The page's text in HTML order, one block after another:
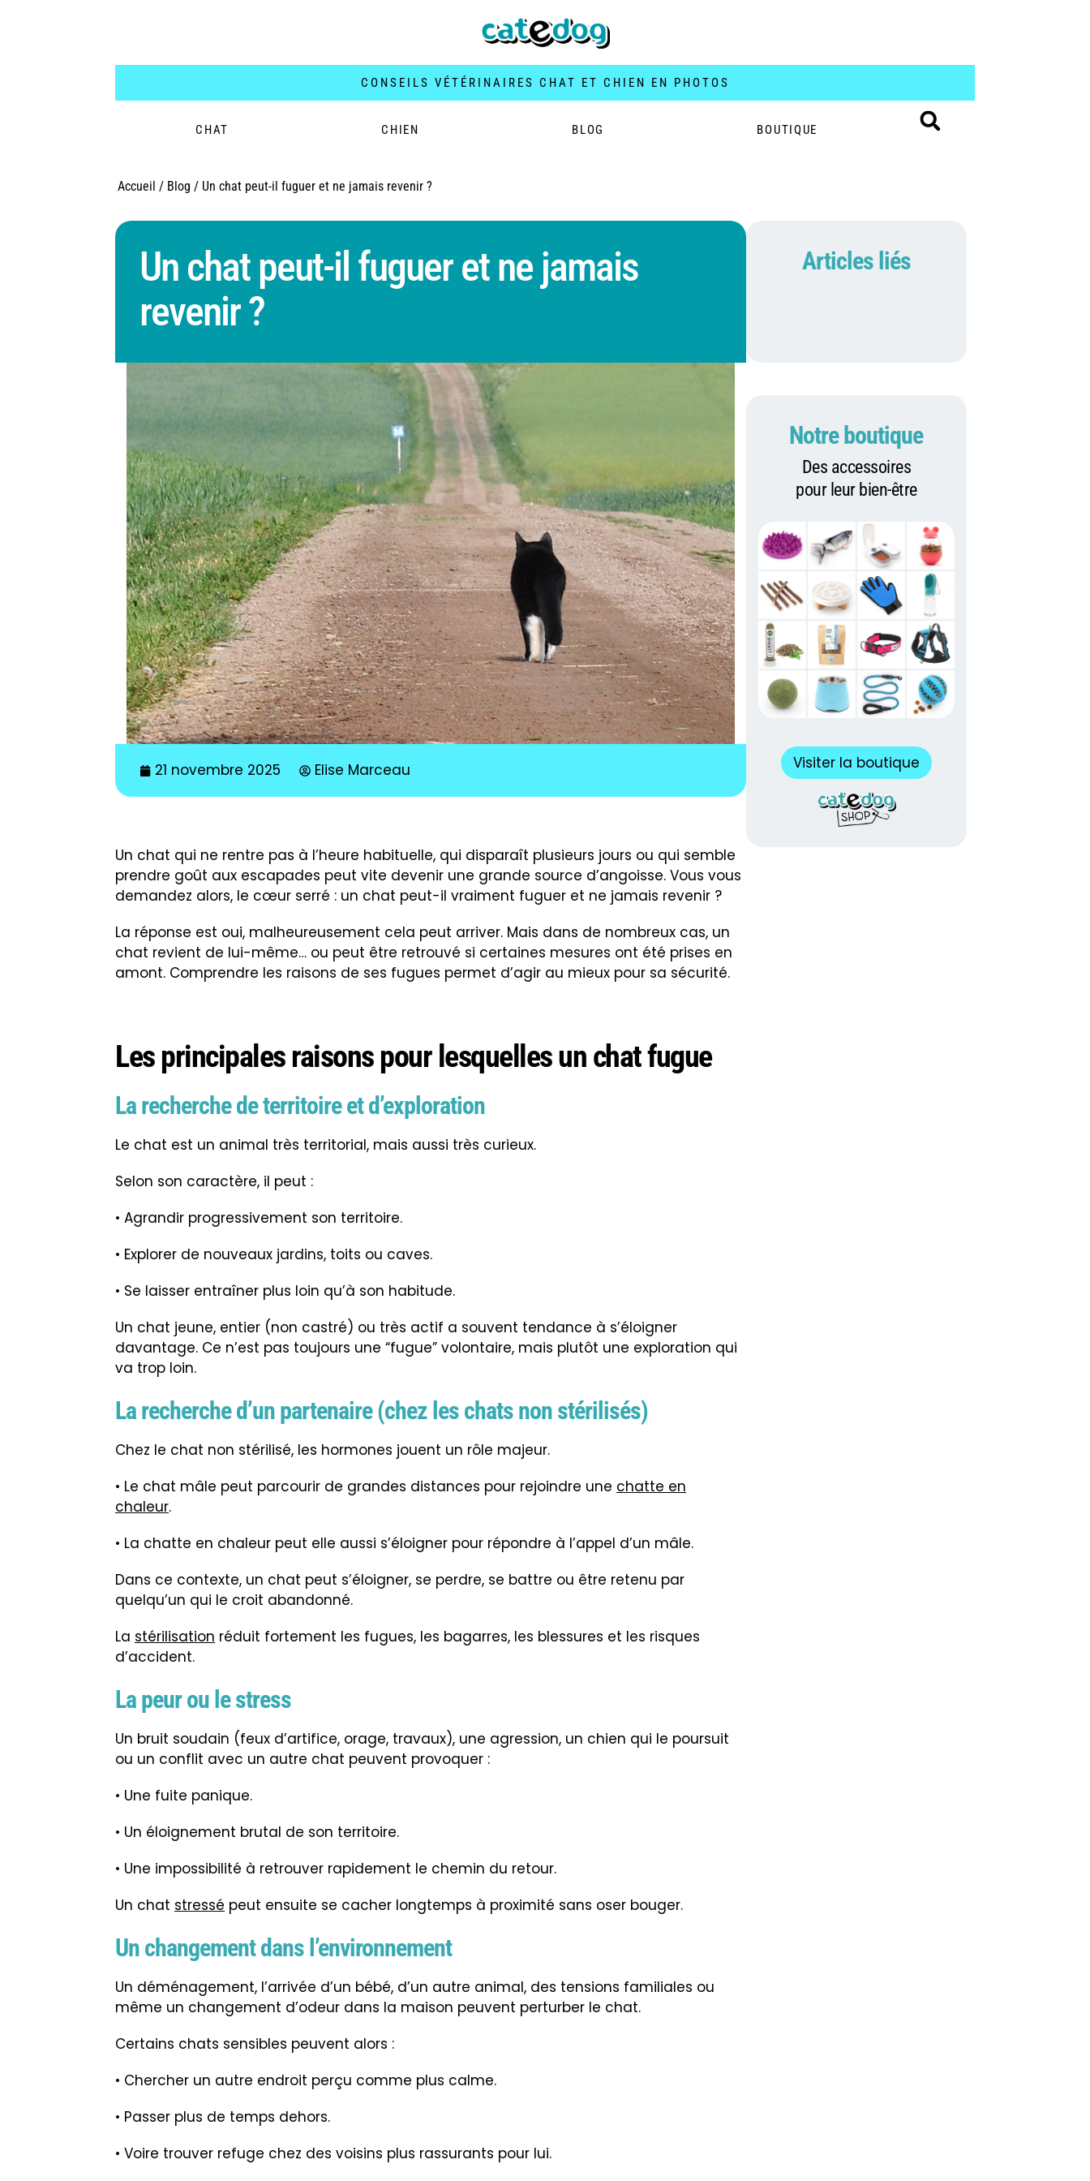
CONSEILS VÉTÉRINAIRES CHAT ET CHIEN EN PHOTOS
CHAT CHIEN BLOG BOUTIQUE
Accueil / Blog / Un chat peut-il fuguer et ne jamais revenir ?
Un chat peut-il fuguer et ne jamais
revenir ?
21 novembre 2025 Elise Marceau
Un chat qui ne rentre pas à l’heure habituelle, qui disparaît plusieurs jours ou qui semble
prendre goût aux escapades peut vite devenir une grande source d’angoisse. Vous vous
demandez alors, le cœur serré : un chat peut-il vraiment fuguer et ne jamais revenir ?
La réponse est oui, malheureusement cela peut arriver. Mais dans de nombreux cas, un
chat revient de lui-même… ou peut être retrouvé si certaines mesures ont été prises en
amont. Comprendre les raisons de ses fugues permet d’agir au mieux pour sa sécurité.
Les principales raisons pour lesquelles un chat fugue
La recherche de territoire et d’exploration
Le chat est un animal très territorial, mais aussi très curieux.
Selon son caractère, il peut :
• Agrandir progressivement son territoire.
• Explorer de nouveaux jardins, toits ou caves.
• Se laisser entraîner plus loin qu’à son habitude.
Un chat jeune, entier (non castré) ou très actif a souvent tendance à s’éloigner
davantage. Ce n’est pas toujours une “fugue” volontaire, mais plutôt une exploration qui
va trop loin.
La recherche d’un partenaire (chez les chats non stérilisés)
Chez le chat non stérilisé, les hormones jouent un rôle majeur.
• Le chat mâle peut parcourir de grandes distances pour rejoindre une chatte en
chaleur.
• La chatte en chaleur peut elle aussi s’éloigner pour répondre à l’appel d’un mâle.
Dans ce contexte, un chat peut s’éloigner, se perdre, se battre ou être retenu par
quelqu’un qui le croit abandonné.
La stérilisation réduit fortement les fugues, les bagarres, les blessures et les risques
d’accident.
La peur ou le stress
Un bruit soudain (feux d’artifice, orage, travaux), une agression, un chien qui le poursuit
ou un conflit avec un autre chat peuvent provoquer :
• Une fuite panique.
• Un éloignement brutal de son territoire.
• Une impossibilité à retrouver rapidement le chemin du retour.
Un chat stressé peut ensuite se cacher longtemps à proximité sans oser bouger.
Un changement dans l’environnement
Un déménagement, l’arrivée d’un bébé, d’un autre animal, des tensions familiales ou
même un changement d’odeur dans la maison peuvent perturber le chat.
Certains chats sensibles peuvent alors :
• Chercher un autre endroit perçu comme plus calme.
• Passer plus de temps dehors.
• Voire trouver refuge chez des voisins plus rassurants pour lui.
Articles liés
Notre boutique
Des accessoires
pour leur bien-être
Visiter la boutique